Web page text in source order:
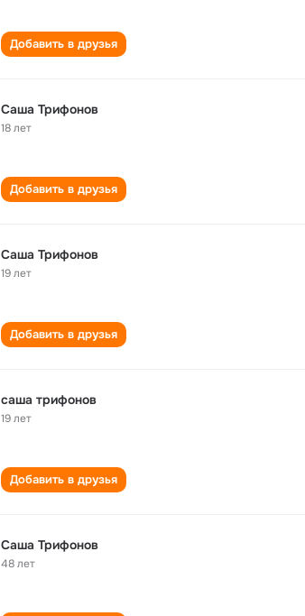
Добавить в друзья
Саша Трифонов
18 лет
Добавить в друзья
Саша Трифонов
19 лет
Добавить в друзья
саша трифонов
19 лет
Добавить в друзья
Саша Трифонов
48 лет